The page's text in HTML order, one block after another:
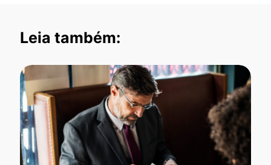
Leia também: